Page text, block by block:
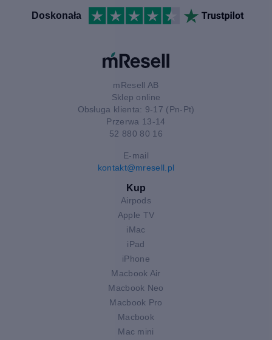
Doskonała
mResell AB
Sklep online
Obsługa klienta: 9-17 (Pn-Pt)
Przerwa 13-14
52 880 80 16
E-mail
kontakt@mresell.pl
Kup
Airpods
Apple TV
iMac
iPad
iPhone
Macbook Air
Macbook Neo
Macbook Pro
Macbook
Mac mini